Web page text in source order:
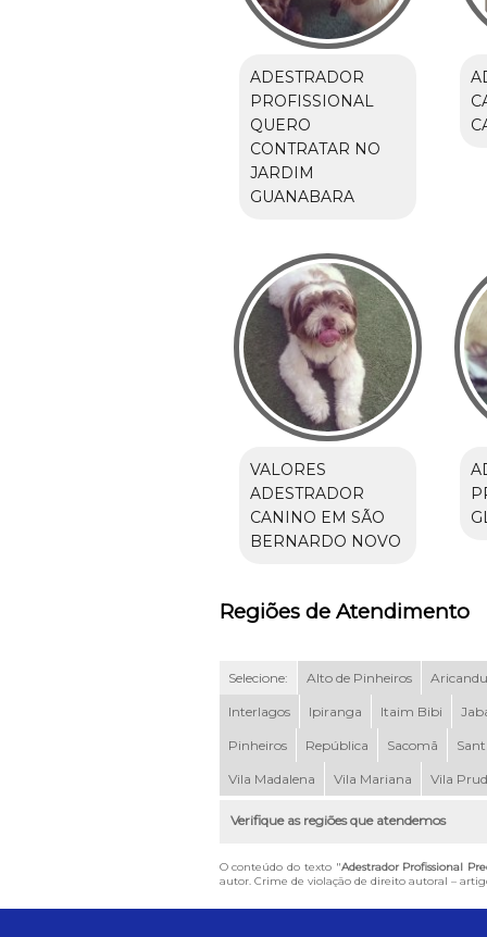
ADESTRADOR
PROFISSIONAL
QUERO
CONTRATAR NO
JARDIM
GUANABARA
VALORES
ADESTRADOR
CANINO EM SÃO
BERNARDO NOVO
Regiões de Atendimento
Selecione: Alto de Pinheiros
Interlagos Ipiranga Itaim Bibi
Pinheiros República Sacomã
Vila Madalena Vila Mariana Vila
Verifique as regiões que atendemos
O conteúdo do texto "Adestrador Profissional
autor. Crime de violação de direito autoral –